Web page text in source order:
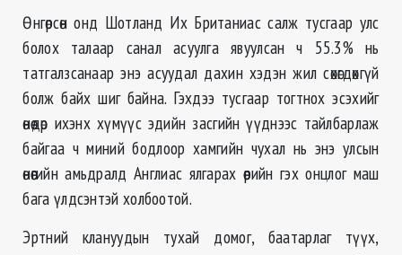
Өнгөрсөн онд Шотланд Их Британиас салж тусгаар улс
болох талаар санал асуулга явуулсан ч 55.3% нь
татгалзсанаар энэ асуудал дахин хэдэн жил сөхөгдөхгүй
болж байх шиг байна. Гэхдээ тусгаар тогтнох эсэхийг
өнөөдөр ихэнх хүмүүс эдийн засгийн үүднээс тайлбарлаж
байгаа ч миний бодлоор хамгийн чухал нь энэ улсын
өнөөгийн амьдралд Англиас ялгарах өөрийн гэх онцлог маш
бага үлдсэнтэй холбоотой.
Эртний клануудын тухай домог, баатарлаг түүх,